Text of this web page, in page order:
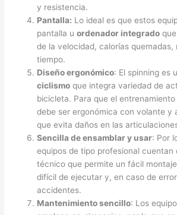
y resistencia.
Pantalla: Lo ideal es que estos
pantalla uordenador integrado
de la velocidad, calorías quemadas,
tiempo.
Diseño ergonómico: El spinning es
ciclismo que integra variedad de
bicicleta. Para que el
debe ser ergonómica con volante y
que evita daños en las
Sencilla de ensamblar y usar: Por
equipos de tipo profesional cuentan
técnico que permite un fácil
difícil de ejecutar y, en caso de
accidentes.
Mantenimiento sencillo: Los